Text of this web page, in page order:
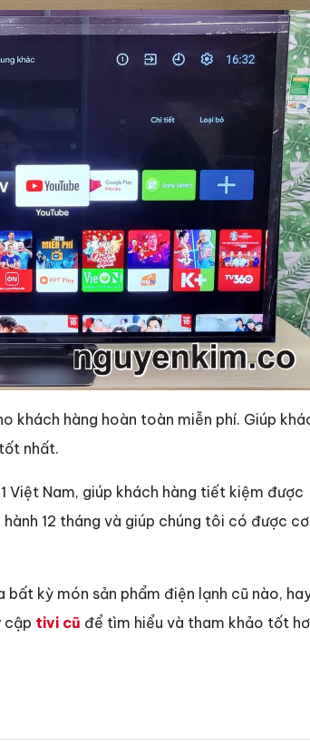
khách hàng hoàn toàn miễn phí. Giúp
nhất.
Việt Nam, giúp khách hàng tiết kiệm được
12 tháng và giúp chúng tôi có được cơ
kỳ món sản phẩm điện lạnh cũ nào,
cập tivi cũ để tìm hiểu và tham khảo tốt